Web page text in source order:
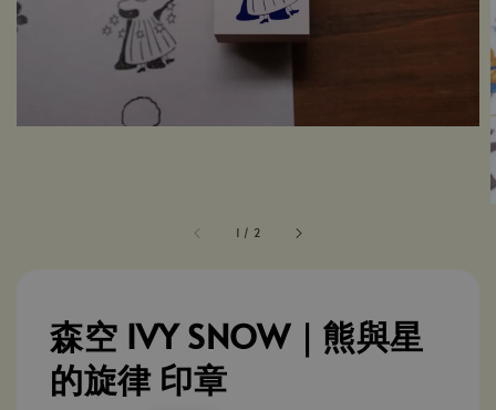
1 / 2
森空 IVY SNOW｜熊與星
的旋律 印章